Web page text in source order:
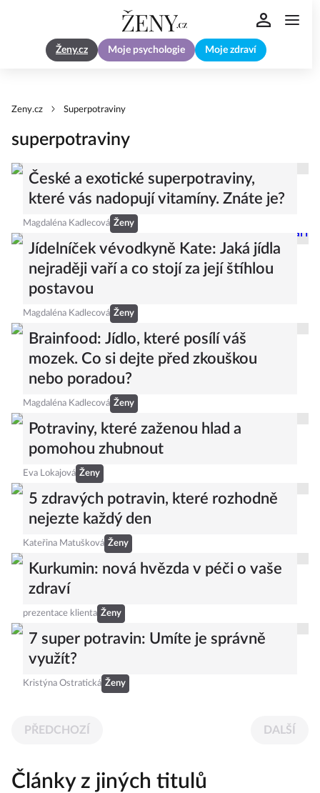
Ženy.cz Moje psychologie Moje zdraví
Zeny.cz Superpotraviny
superpotraviny
České a exotické superpotraviny,
které vás nadopují vitamíny. Znáte je?
Magdaléna Kadlecová Ženy
Jídelníček vévodkyně Kate: Jaká jídla
nejraději vaří a co stojí za její štíhlou
postavou
Magdaléna Kadlecová Ženy
Brainfood: Jídlo, které posílí váš
mozek. Co si dejte před zkouškou
nebo poradou?
Magdaléna Kadlecová Ženy
Potraviny, které zaženou hlad a
pomohou zhubnout
Eva Lokajová Ženy
5 zdravých potravin, které rozhodně
nejezte každý den
Kateřina Matušková Ženy
Kurkumin: nová hvězda v péči o vaše
zdraví
prezentace klienta Ženy
7 super potravin: Umíte je správně
využít?
Kristýna Ostratická Ženy
PŘEDCHOZÍ DALŠÍ
Články z jiných titulů